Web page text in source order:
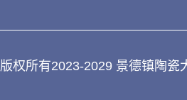
版权所有2023-2029 景德镇陶瓷